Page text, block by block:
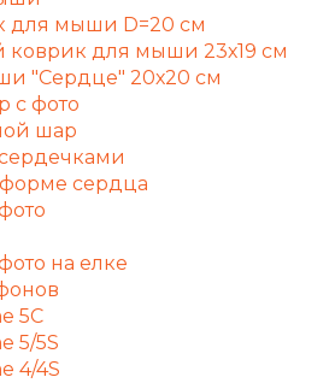
для мыши D=20 см
коврик для мыши 23х19 см
"Сердце" 20х20 см
с фото
шар
сердца
на елке
5C
5/5S
4/4S